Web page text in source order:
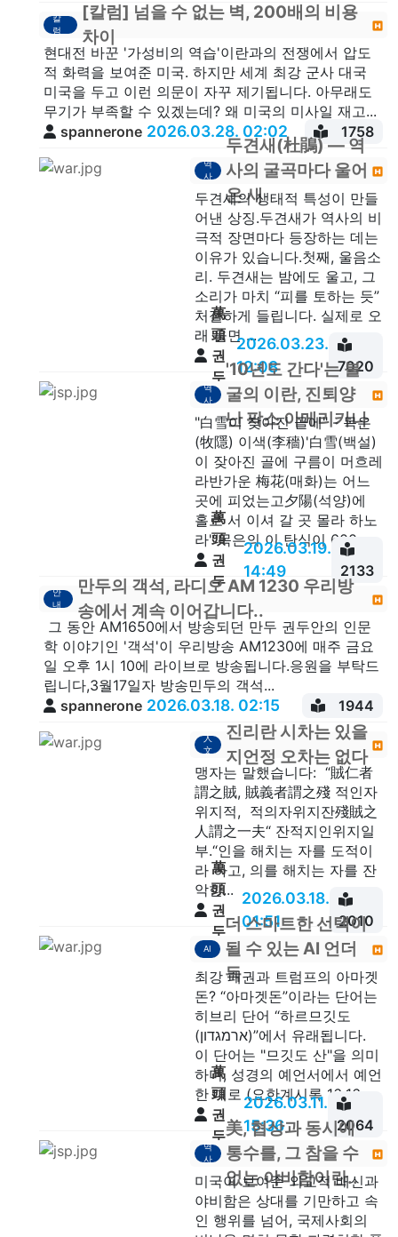
칼
럼
[칼럼] 넘을 수 없는 벽, 200배의 비용
차이
현대전 바꾼 '가성비의 역습'이란과의 전쟁에서 압도
적 화력을 보여준 미국. 하지만 세계 최강 군사 대국
미국을 두고 이런 의문이 자꾸 제기됩니다. 아무래도
무기가 부족할 수 있겠는데? 왜 미국의 미사일 재고...
spannerone 2026.03.28. 02:02 1758
역
사
두견새(杜鵑) — 역
사의 굴곡마다 울어
온 새
두견새의 생태적 특성이 만들
어낸 상징.두견새가 역사의 비
극적 장면마다 등장하는 데는
이유가 있습니다.첫째, 울음소
리. 두견새는 밤에도 울고, 그
소리가 마치 “피를 토하는 듯”
처절하게 들립니다. 실제로 오
래 울면 ...
萬
頭
권
두
안
2026.03.23.
12:08
7020
역
사
'10년도 간다'는 불
굴의 이란, 진퇴양
난 팍스 아메리카나
"白雪이 잦아진 골에" - 목은
(牧隱) 이색(李穡)'白雪(백설)
이 잦아진 골에 구름이 머흐레
라반가운 梅花(매화)는 어느
곳에 피었는고夕陽(석양)에
홀로 서 이셔 갈 곳 몰라 하노
라'“목은의 이 탄식이 600...
萬
頭
권
두
안
2026.03.19.
14:49
2133
안
내
만두의 객석, 라디오 AM 1230 우리방
송에서 계속 이어갑니다..
그 동안 AM1650에서 방송되던 만두 권두안의 인문
학 이야기인 '객석'이 우리방송 AM1230에 매주 금요
일 오후 1시 10에 라이브로 방송됩니다.응원을 부탁드
립니다,3월17일자 방송민두의 객석...
spannerone 2026.03.18. 02:15 1944
人
文
진리란 시차는 있을
지언정 오차는 없다
맹자는 말했습니다: “賊仁者
謂之賊, 賊義者謂之殘 적인자
위지적, 적의자위지잔殘賊之
人謂之一夫“ 잔적지인위지일
부.“인을 해치는 자를 도적이
라 하고, 의를 해치는 자를 잔
악한...
萬
頭
권
두
안
2026.03.18.
01:51
2010
AI
더 스마트한 선택이
될 수 있는 AI 언더
독
최강 패권과 트럼프의 아마겟
돈? “아마겟돈”이라는 단어는
히브리 단어 “하르므깃도
(ארמגדון)”에서 유래됩니다.
이 단어는 "므깃도 산"을 의미
하며, 성경의 예언서에서 예언
한 대로 (요한계시록 16:16...
萬
頭
권
두
안
2026.03.11.
15:36
2064
역
사
美, 협상과 동시에
통수를, 그 참을 수
없는 야비함이란..
미국이 보여준 외교적 배신과
야비함은 상대를 기만하고 속
인 행위를 넘어, 국제사회의